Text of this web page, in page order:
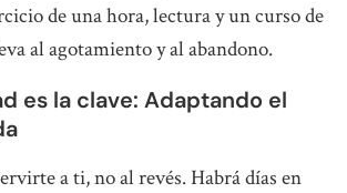
de una hora, lectura y un curso de
al agotamiento y al abandono.
es la clave: Adaptando el
a ti, no al revés. Habrá días en